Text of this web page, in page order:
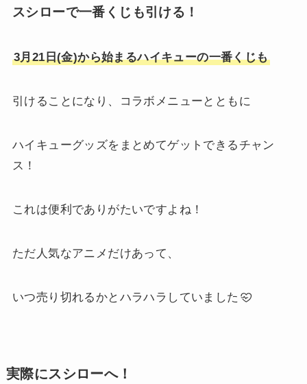
スシローで一番くじも引ける！
3月21日(金)から始まるハイキューの一番くじも
引けることになり、コラボメニューとともに
ハイキューグッズをまとめてゲットできるチャン
ス！
これは便利でありがたいですよね！
ただ人気なアニメだけあって、
いつ売り切れるかとハラハラしていました
実際にスシローへ！